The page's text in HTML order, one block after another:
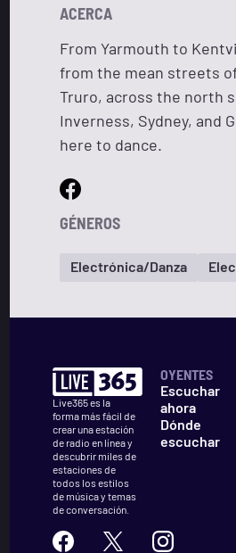
ACERCA
From Yarmouth to
from the mean streets
Truro, across the north
Inverness, Sydney, and
here to dance.
GÉNEROS
Electrónica/Danza
Live365 es la
forma más fácil de
crear una estación
de radio en línea y
descubrir miles de
estaciones de
todos los estilos
de música y temas
de conversación.
OYENTES
Escuchar
ahora
Dónde
escuchar